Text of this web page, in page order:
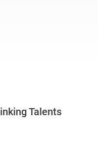
Talents